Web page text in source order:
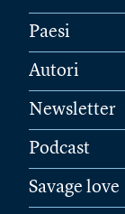
Paesi
Autori
Newsletter
Podcast
Savage love